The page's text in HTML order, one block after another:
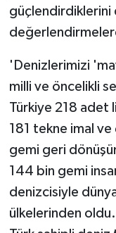
güçlendirdiklerini
'Denizlerimizi
milli ve öncelikli
Türkiye 218 adet
181 tekne imal
gemi geri
144 bin gemi
denizcisiyle
ülkelerinden